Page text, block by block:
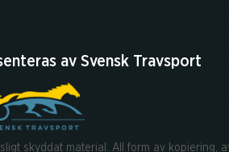
av Svensk Travsport
skyddat material. All form av